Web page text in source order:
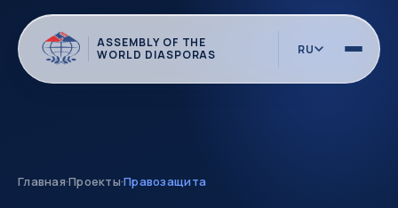
ASSEMBLY OF THE
WORLD DIASPORAS
RU
Главная·Проекты·Правозащита